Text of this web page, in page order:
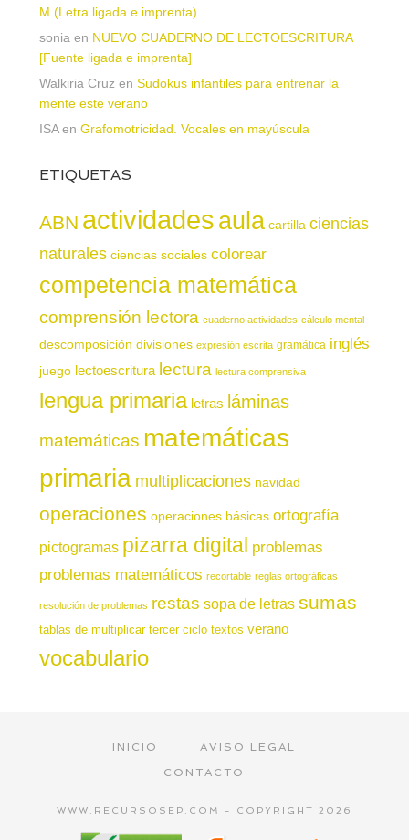
M (Letra ligada e imprenta)
sonia en NUEVO CUADERNO DE LECTOESCRITURA
[Fuente ligada e imprenta]
Walkiria Cruz en Sudokus infantiles para entrenar la
mente este verano
ISAen Grafomotricidad. Vocales en mayúscula
ETIQUETAS
ABN actividadesaula cartilla ciencias
naturales ciencias sociales colorear
competencia matemática
comprensión lectora cuaderno actividades cálculo mental
descomposición divisiones expresión escrita gramática inglés
juego lectoescritura lectura lectura comprensiva
lengua primaria letras láminas
matemáticas matemáticas
primaria multiplicaciones navidad
operaciones operaciones básicas ortografía
pictogramas pizarra digital problemas
problemas matemáticos recortable reglas ortográficas
resolución de problemas restas sopa de letras sumas
tablas de multiplicar tercer ciclo textos verano
vocabulario
INICIO
AVISO LEGAL
CONTACTO
WWW.RECURSOSEP.COM - COPYRIGHT 2026